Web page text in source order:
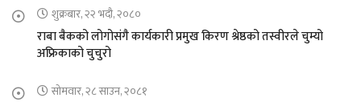
शुक्रबार, २२ भदौ, २०८०
राबा बैकको लोगोसंगै कार्यकारी प्रमुख किरण श्रेष्ठको तस्वीरले चुम्यो
अफ्रिकाको चुचुरो
सोमवार, २८ साउन, २०८१